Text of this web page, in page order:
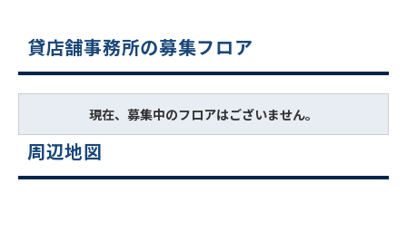
貸店舗事務所の募集フロア
現在、募集中のフロアはございません。
周辺地図